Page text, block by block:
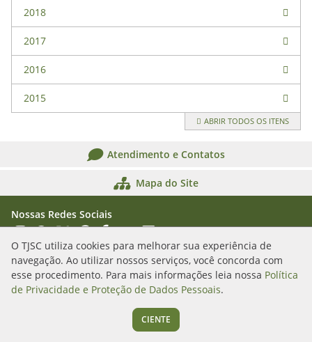
O TJSC utiliza cookies para melhorar sua experiência de
navegação. Ao utilizar nossos serviços, você concorda com
esse procedimento. Para mais informações leia nossa Política
de Privacidade e Proteção de Dados Pessoais.
CIENTE
2018
2017
2016
2015
ABRIR TODOS OS ITENS
Atendimento e Contatos
Mapa do Site
Nossas Redes Sociais
Acessar Instagram
Acessar WhatsApp
Acessar XAcessar Threads
Acessar Facebook
Acessar YouTube
Acessar Flickr
Acessar SoundCloud
Rua Álvaro Millen da Silveira, n. 208
Florianópolis/SC - CEP: 88020-901
Segunda a sexta das 12h às 19h